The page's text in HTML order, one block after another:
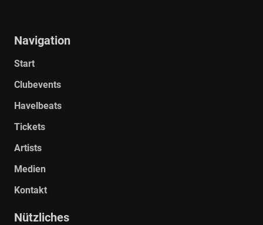
Navigation
Start
Clubevents
Havelbeats
Tickets
Artists
Medien
Kontakt
Nützliches